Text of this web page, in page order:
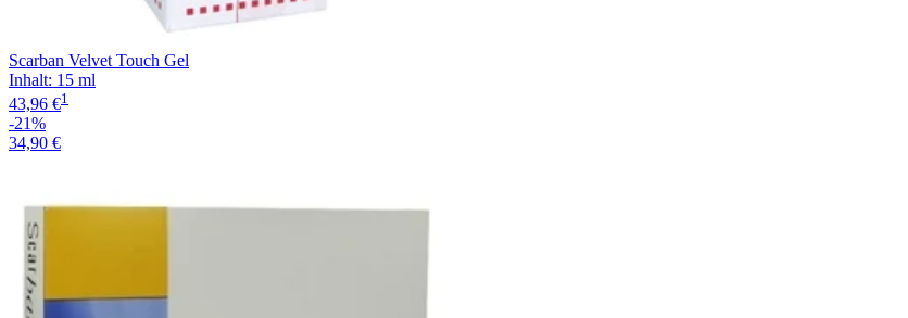
Scarban Velvet Touch Gel
Inhalt: 15 ml
43,96 €1
-21%
34,90 €